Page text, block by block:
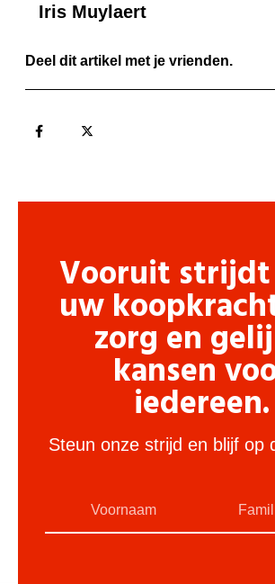
Iris Muylaert
Deel dit artikel met je vrienden.
Vooruit
uw
zorg en
kansen
iedereen.
Steun onze strijd en blijf op